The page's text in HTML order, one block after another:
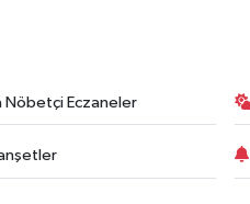
Nöbetçi Eczaneler